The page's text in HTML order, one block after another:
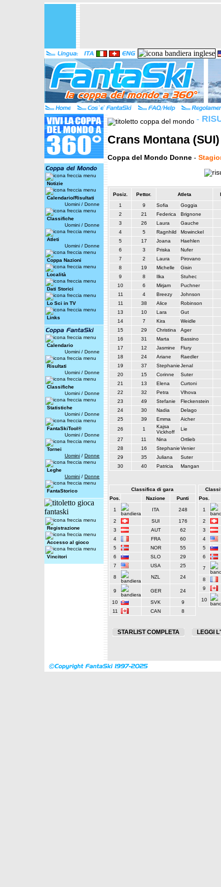
Notizie
Calendario/Risultati
Uomini / Donne
Classifiche
Uomini / Donne
Atleti
Uomini / Donne
Coppa Nazioni
Località
Dati Storici
Lo Sci in TV
Links
Calendario
Uomini / Donne
Risultati
Uomini / Donne
Classifiche
Uomini / Donne
Statistiche
Uomini / Donne
FantaSkiTool®
Uomini / Donne
Tornei
Uomini / Donne
Leghe
Uomini / Donne
FantaStorico
Registrazione
Accesso al gioco
Vincitori
-
Crans Montana
Coppa del Mondo Donne -
Posiz. Pettor. Atleta
1
9 Sofia
Goggia
2
21 Federica
Brignone
3
26 Laura
Gauche
4
5 Ragnhild
Mowinckel
5
17 Joana
Haehlen
6
3 Priska
Nufer
7
2 Laura
Pirovano
8
19 Michelle
Gisin
9
8 Ilka
Stuhec
10
6 Mirjam
Puchner
11
4 Breezy
Johnson
11
38 Alice
Robinson
13
10 Lara
Gut
14
7 Kira
Weidle
15
29 Christina
Ager
16
31 Marta
Bassino
17
12 Jasmine
Flury
18
24 Ariane
Raedler
19
37 StephanieJenal
20
15 Corinne
Suter
21
13 Elena
Curtoni
22
32 Petra
Vlhova
23
49 Stefanie
Fleckenstein
24
30 Nadia
Delago
25
39 Emma
Aicher
26
1
Kajsa
Vickhoff
Lie
27
11 Nina
Ortlieb
28
16 StephanieVenier
29
35 Juliana
Suter
30
40 Patricia Mangan
Classifica di gara
Pos.
Nazione Punti
1 ITA 248
2 SUI
176
3
AUT
62
4
FRA
60
5
NOR
55
6
SLO
29
7
USA 25
8 NZL 24
9 GER 24
10 SVK
9
11
CAN 8
Pos.
1
2
3
4
5
6
7
8
9
10
STARLIST COMPLETA LEGGI